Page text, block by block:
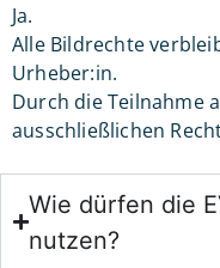
Ja.
Alle Bildrechte
Urheber:in.
Durch die Teilnahme
ausschließlichen
Wie dürfen die
nutzen?